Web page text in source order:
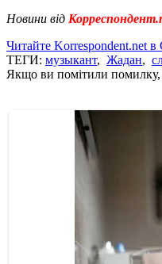
Новини від
Читайте Korrespondent.net в
ТЕГИ: музыкант, Жадан,
Якщо ви помітили помилку,